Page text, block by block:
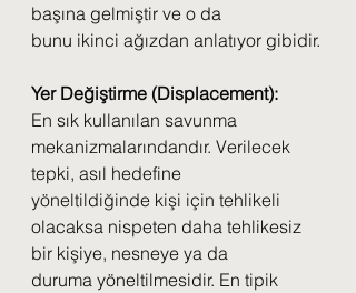
başına gelmiştir ve o da
bunu ikinci ağızdan anlatıyor gibidir.
Yer Değiştirme (Displacement):
En sık kullanılan savunma
mekanizmalarındandır. Verilecek
tepki, asıl hedefine
yöneltildiğinde kişi için tehlikeli
olacaksa nispeten daha tehlikesiz
bir kişiye, nesneye ya da
duruma yöneltilmesidir. En tipik